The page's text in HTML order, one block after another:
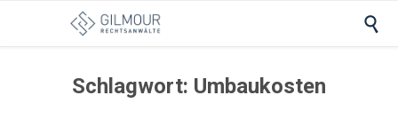

Schlagwort: Umbaukosten